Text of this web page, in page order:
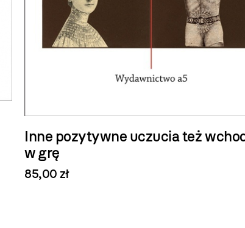
Inne pozytywne uczucia też
w grę
85,00 zł